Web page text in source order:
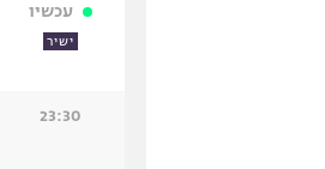
עכשיו
ישיר
23:30